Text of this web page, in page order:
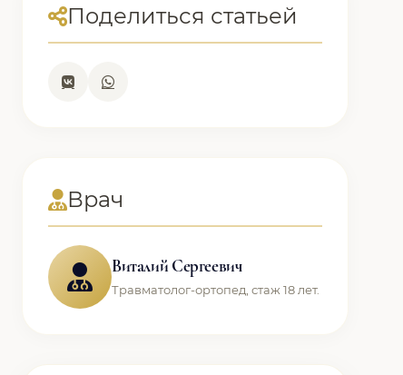
Поделиться статьей
Врач
Виталий Сергеевич
Травматолог-ортопед, стаж 18 лет.